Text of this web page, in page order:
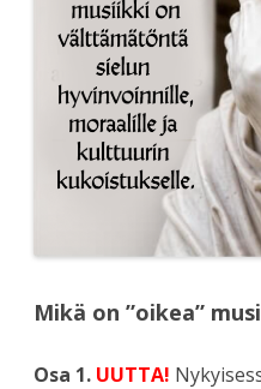
Mikä on ”oikea”
Osa 1. UUTTA!